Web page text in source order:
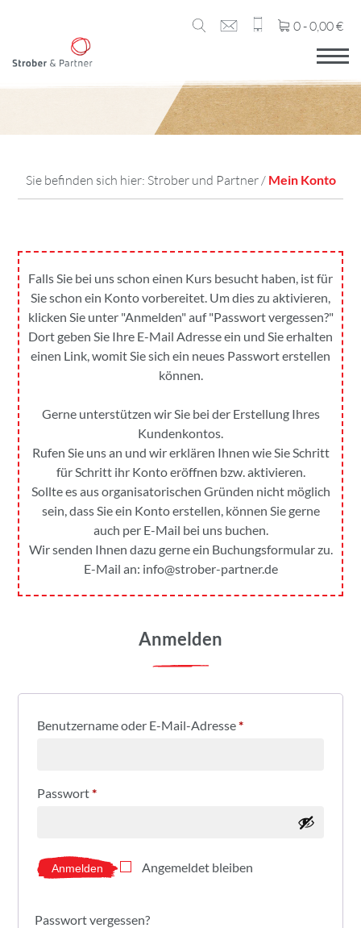
0 -0,00€
Sie befinden sich hier: Strober und Partner/ Mein Konto
Falls Sie bei uns schon einen Kurs besucht haben, ist für
Sie schon ein Konto vorbereitet. Um dies zu aktivieren,
klicken Sie unter "Anmelden" auf "Passwort vergessen?"
Dort geben Sie Ihre E-Mail Adresse ein und Sie erhalten
einen Link, womit Sie sich ein neues Passwort erstellen
können.
Gerne unterstützen wir Sie bei der Erstellung Ihres
Kundenkontos.
Rufen Sie uns an und wir erklären Ihnen wie Sie Schritt
für Schritt ihr Konto eröffnen bzw. aktivieren.
Sollte es aus organisatorischen Gründen nicht möglich
sein, dass Sie ein Konto erstellen, können Sie gerne
auch per E-Mail bei uns buchen.
Wir senden Ihnen dazu gerne ein Buchungsformular zu.
E-Mail an: info@strober-partner.de
Anmelden
Benutzername oder E-Mail-Adresse*
Passwort*
Anmelden Angemeldet bleiben
Passwort vergessen?